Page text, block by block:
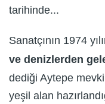
tarihinde...
Sanatçının 1974
ve denizlerden
dediği Aytepe
yeşil alan